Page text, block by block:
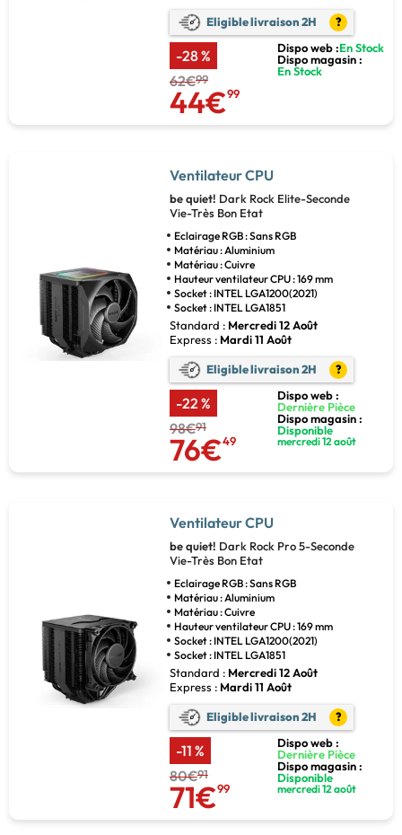
Eligible livraison 2H ?
-28 %
62€99
44€99
Dispo web :En Stock
Dispo magasin :
En Stock
Ventilateur CPU
be quiet! Dark Rock Elite-Seconde
Vie-Très Bon Etat
Eclairage RGB : Sans RGB
Matériau : Aluminium
Matériau : Cuivre
Hauteur ventilateur CPU : 169 mm
Socket : INTEL LGA1200(2021)
Socket : INTEL LGA1851
Standard : Mercredi 12 Août
Express : Mardi 11 Août
Eligible livraison 2H ?
-22 %
98€91
76€49
Dispo web :
Dernière Pièce
Dispo magasin :
Disponible
mercredi 12 août
Ventilateur CPU
be quiet! Dark Rock Pro 5-Seconde
Vie-Très Bon Etat
Eclairage RGB : Sans RGB
Matériau : Aluminium
Matériau : Cuivre
Hauteur ventilateur CPU : 169 mm
Socket : INTEL LGA1200(2021)
Socket : INTEL LGA1851
Standard : Mercredi 12 Août
Express : Mardi 11 Août
Eligible livraison 2H ?
-11 %
80€91
71€99
Dispo web :
Dernière Pièce
Dispo magasin :
Disponible
mercredi 12 août